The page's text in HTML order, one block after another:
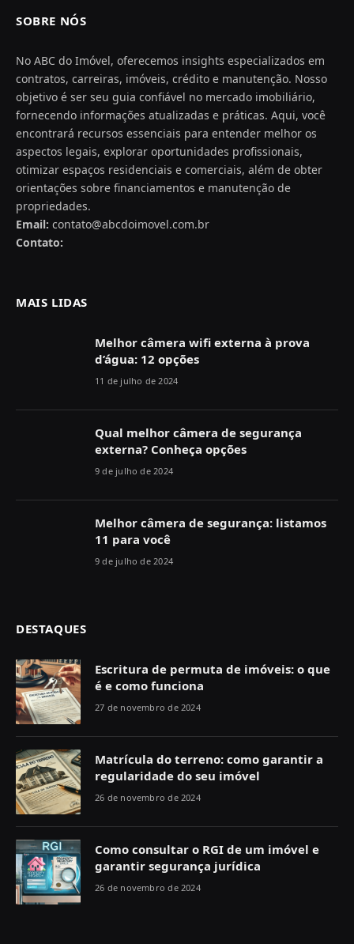
SOBRE NÓS
No ABC do Imóvel, oferecemos insights especializados em
contratos, carreiras, imóveis, crédito e manutenção. Nosso
objetivo é ser seu guia confiável no mercado imobiliário,
fornecendo informações atualizadas e práticas. Aqui, você
encontrará recursos essenciais para entender melhor os
aspectos legais, explorar oportunidades profissionais,
otimizar espaços residenciais e comerciais, além de obter
orientações sobre financiamentos e manutenção de
propriedades.
Email: contato@abcdoimovel.com.br
Contato:
MAIS LIDAS
Melhor câmera wifi externa à prova
d’água: 12 opções
11 de julho de 2024
Qual melhor câmera de segurança
externa? Conheça opções
9 de julho de 2024
Melhor câmera de segurança: listamos
11 para você
9 de julho de 2024
DESTAQUES
Escritura de permuta de imóveis: o que
é e como funciona
27 de novembro de 2024
Matrícula do terreno: como garantir a
regularidade do seu imóvel
26 de novembro de 2024
Como consultar o RGI de um imóvel e
garantir segurança jurídica
26 de novembro de 2024